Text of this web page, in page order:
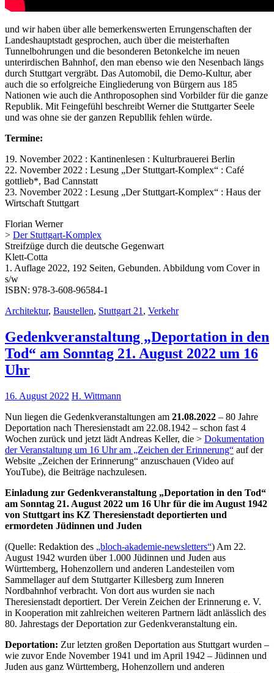
und wir haben über alle bemerkenswerten Errungenschaften der
Landeshauptstadt gesprochen, auch über die meisterhaften
Tunnelbohrungen und die besonderen Betonkelche im neuen
unterirdischen Bahnhof, den man ebenso wie den Nesenbach längs
durch Stuttgart vergräbt. Das Automobil, die Demo-Kultur, aber
auch die so erfolgreiche Eingliederung von Bürgern aus 185
Nationen wie auch die Anthroposophen sind Vorbilder für die ganze
Republik. Mit Feingefühl beschreibt Werner die Stuttgarter Seele
und was ohne sie der ganzen Republlik fehlen würde.
Termine:
19. November 2022 : Kantinenlesen : Kulturbrauerei Berlin
22. November 2022 : Lesung „Der Stuttgart-Komplex“ : Café
gottlieb*, Bad Cannstatt
23. November 2022 : Lesung „Der Stuttgart-Komplex“ : Haus der
Wirtschaft Stuttgart
Florian Werner
> Der Stuttgart-Komplex
Streifzüge durch die deutsche Gegenwart
Klett-Cotta
1. Auflage 2022, 192 Seiten, Gebunden. Abbildung vom Cover in
s/w
ISBN: 978-3-608-96584-1
Architektur, Baustellen, Stuttgart 21 , Verkehr
Gedenkveranstaltung „Deportation in den
Tod“ am Sonntag 21. August 2022 um 16
Uhr
16. August 2022 H. Wittmann
Nun liegen die Gedenkveranstaltungen am 21.08.2022 – 80 Jahre
Deportation nach Theresienstadt am 22.08.1942 – schon fast 4
Wochen zurück und jetzt lädt Andreas Keller, die > Dokumentation
der Veranstaltung um 16 Uhr am „Zeichen der Erinnerung“ auf der
Website „Zeichen der Erinnerung“ anzuschauen (Video auf
YouTube), die Beiträge nachzulesen.
Einladung zur Gedenkveranstaltung „Deportation in den Tod“
am Sonntag 21. August 2022 um 16 Uhr für die im August 1942
von Stuttgart ins KZ Theresienstadt deportierten und
ermordeten Jüdinnen und Juden
(Quelle: Redaktion des „bloch-akademie-newsletters“) Am 22.
August 1942 wurden über 1.000 Jüdinnen und Juden aus
Württemberg, Hohenzollern und anderen Landesteilen vom
Sammellager auf dem Stuttgarter Killesberg zum Inneren
Nordbahnhof verbracht. Von dort aus wurden sie nach
Theresienstadt deportiert. Der Verein Zeichen der Erinnerung e. V.
in Kooperation mit zahlreichen weiteren Partnern lädt anlässlich des
80. Jahrestags der Deportation zur Gedenkveranstaltung ein.
Deportation: Zur letzten großen Deportation aus Stuttgart wurden –
wie zuvor Ende November 1941 und im April 1942 – Jüdinnen und
Juden aus ganz Württemberg, Hohenzollern und anderen